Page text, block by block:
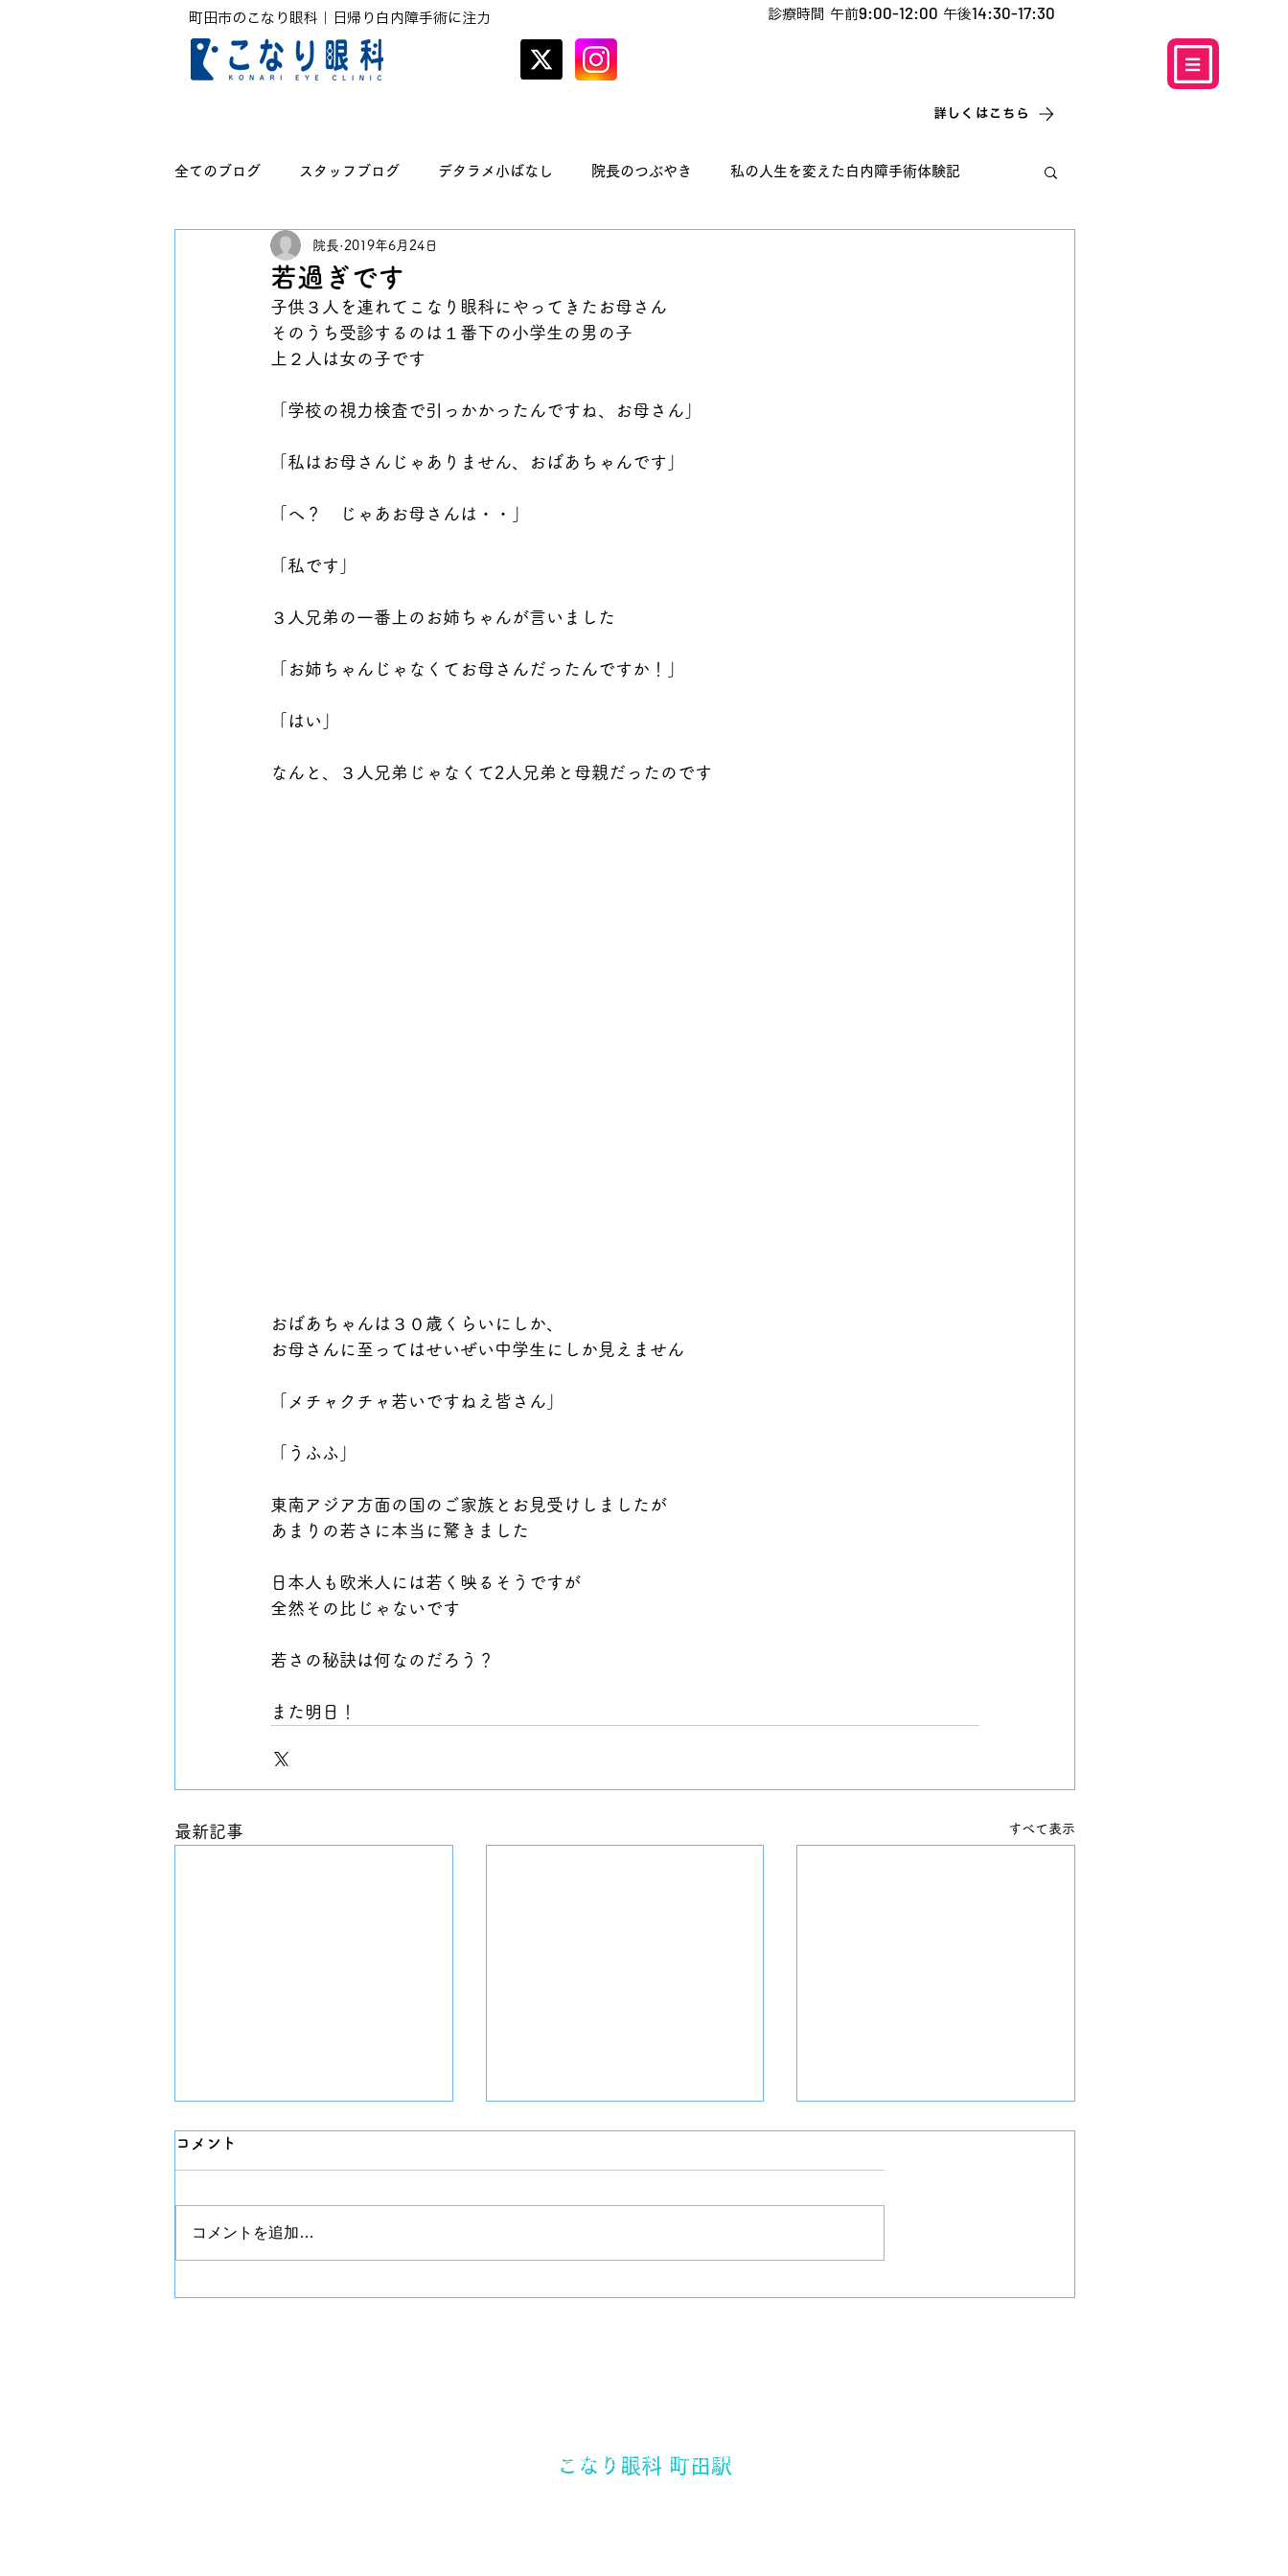
診療時間 午前9:00-12:00 午後14:30-17:30
詳しくはこちら
町田市のこなり眼科｜日帰り白内障手術に注力
全てのブログ スタッフブログ デタラメ小ばなし 院長のつぶやき 私の人生を変えた白内障手術体験記
無題のカテゴリー
若過ぎです
院長 2019年6月24日
子供３人を連れてこなり眼科にやってきたお母さん
そのうち受診するのは１番下の小学生の男の子
上２人は女の子です
「学校の視力検査で引っかかったんですね、お母さん」
「私はお母さんじゃありません、おばあちゃんです」
「へ？　じゃあお母さんは・・」
「私です」
３人兄弟の一番上のお姉ちゃんが言いました
「お姉ちゃんじゃなくてお母さんだったんですか！」
「はい」
なんと、３人兄弟じゃなくて2人兄弟と母親だったのです
おばあちゃんは３０歳くらいにしか、
お母さんに至ってはせいぜい中学生にしか見えません
「メチャクチャ若いですねえ皆さん」
「うふふ」
東南アジア方面の国のご家族とお見受けしましたが
あまりの若さに本当に驚きました
日本人も欧米人には若く映るそうですが
全然その比じゃないです
若さの秘訣は何なのだろう？
また明日！
最新記事 すべて表示
こなり眼科バス
コメント
コメントを追加…
こなり眼科 町田駅
​東京都町田市 町田駅の眼科